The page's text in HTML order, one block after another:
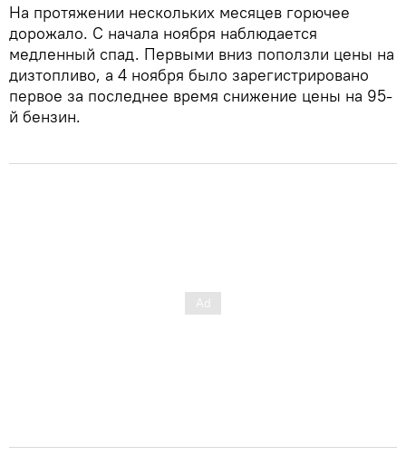
На протяжении нескольких месяцев горючее
дорожало. С начала ноября наблюдается
медленный спад. Первыми вниз поползли цены на
дизтопливо, а 4 ноября было зарегистрировано
первое за последнее время снижение цены на 95-
й бензин.